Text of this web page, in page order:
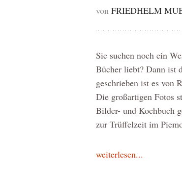
von FRIEDHELM
Sie suchen noch ein
Bücher liebt? Dann ist
geschrieben ist es von
Die großartigen Fotos
Bilder- und Kochbuch
zur Trüffelzeit im
weiterlesen...